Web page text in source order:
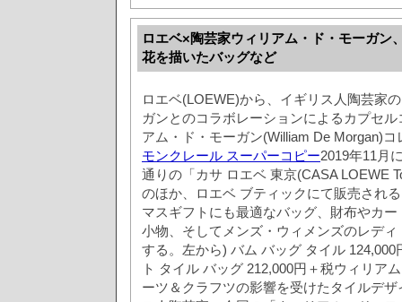
ロエベ×陶芸家ウィリアム・ド・モーガン
花を描いたバッグなど
ロエベ(LOEWE)から、イギリス人陶芸家
ガンとのコラボレーションによるカプセ
アム・ド・モーガン(William De Morgan)
モンクレール スーパーコピー2019年11月
通りの「カサ ロエベ 東京(CASA LOEWE
のほか、ロエベ ブティックにて販売され
マスギフトにも最適なバッグ、財布やカ
小物、そしてメンズ・ウィメンズのレデ
する。左から) バム バッグ タイル
ト タイル バッグ 212,000円＋税ウィリア
ーツ＆クラフツの影響を受けたタイルデ